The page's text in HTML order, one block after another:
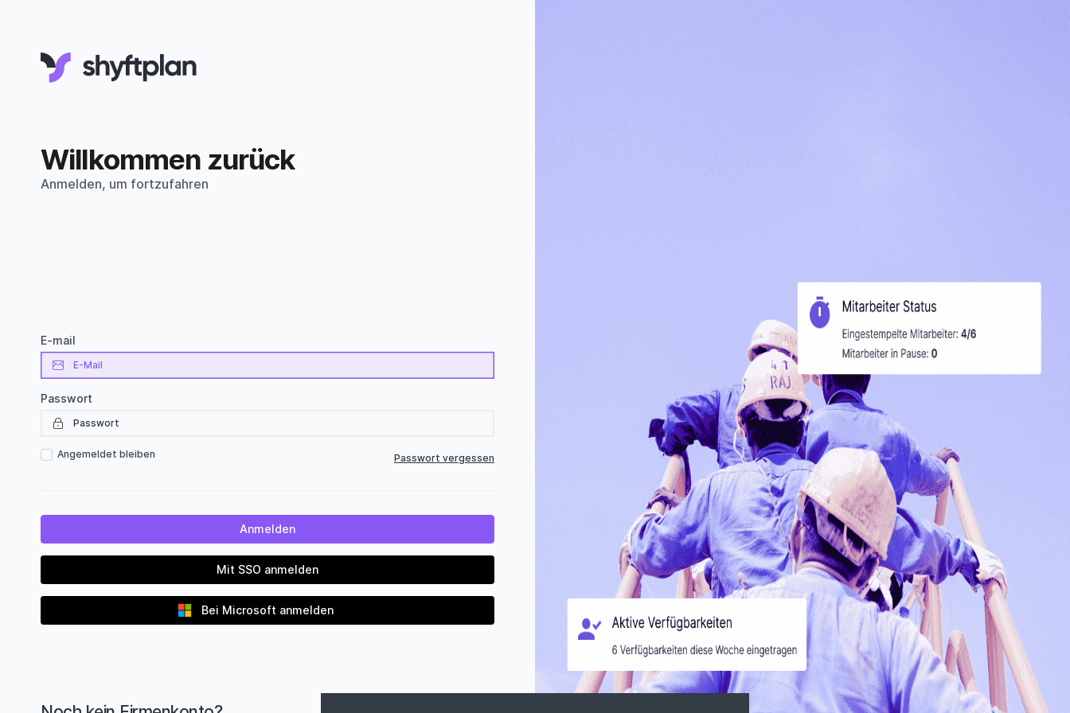
Willkommen zurück
Anmelden, um fortzufahren
E-mail
Passwort
Angemeldet bleiben Passwort vergessen
Mit SSO anmelden
Bei Microsoft anmelden